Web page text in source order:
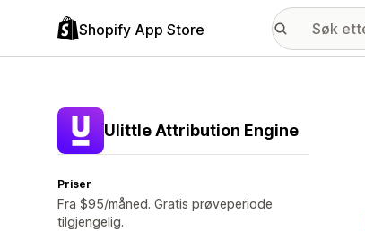
Shopify App Store
Ulittle Attribution Engine
Priser
Fra $95/måned. Gratis prøveperiode
tilgjengelig.